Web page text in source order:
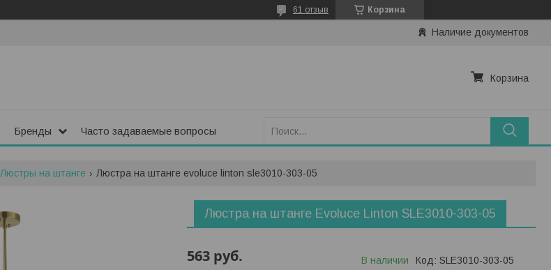
Корзина
61 отзыв
Наличие документов
Корзина
Бренды Часто задаваемые вопросы
Люстры на штанге Люстра на штанге evoluce linton sle3010-303-05
Люстра на штанге Evoluce Linton SLE3010-303-05
563 руб. В наличии Код: SLE3010-303-05